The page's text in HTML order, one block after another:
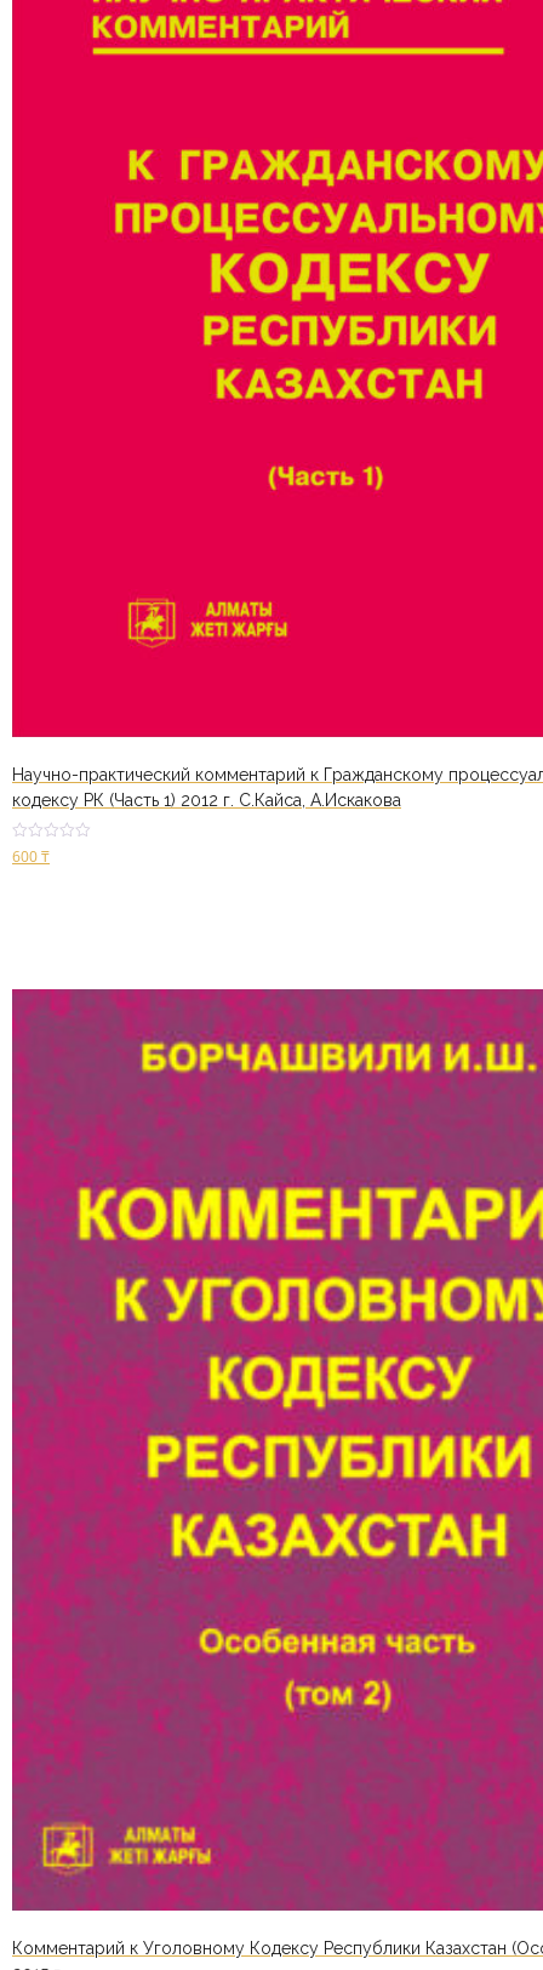
Научно-практический комментарий к Гражданскому
кодексу РК (Часть 1) 2012 г. С.Кайса, А.Искакова
Оценк
а
600₸
Комментарий к Уголовному Кодексу Республики Казахстан